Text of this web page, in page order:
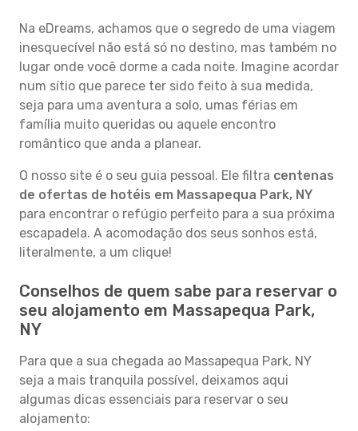
Na eDreams, achamos que o segredo de uma viagem
inesquecível não está só no destino, mas também no
lugar onde você dorme a cada noite. Imagine acordar
num sítio que parece ter sido feito à sua medida,
seja para uma aventura a solo, umas férias em
família muito queridas ou aquele encontro
romântico que anda a planear.
O nosso site é o seu guia pessoal. Ele filtra centenas
de ofertas de hotéis em Massapequa Park, NY
para encontrar o refúgio perfeito para a sua próxima
escapadela. A acomodação dos seus sonhos está,
literalmente, a um clique!
Conselhos de quem sabe para reservar o
seu alojamento em Massapequa Park,
NY
Para que a sua chegada ao Massapequa Park, NY
seja a mais tranquila possível, deixamos aqui
algumas dicas essenciais para reservar o seu
alojamento: